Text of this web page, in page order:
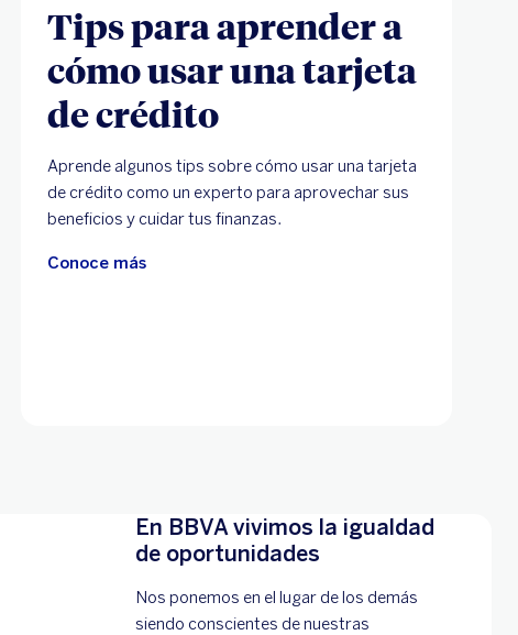
Tips para aprender a
cómo usar una tarjeta
de crédito
Aprende algunos tips sobre cómo usar una tarjeta
de crédito como un experto para aprovechar sus
beneficios y cuidar tus finanzas.
Conoce más
En BBVA vivimos la igualdad
de oportunidades
Nos ponemos en el lugar de los demás
siendo conscientes de nuestras